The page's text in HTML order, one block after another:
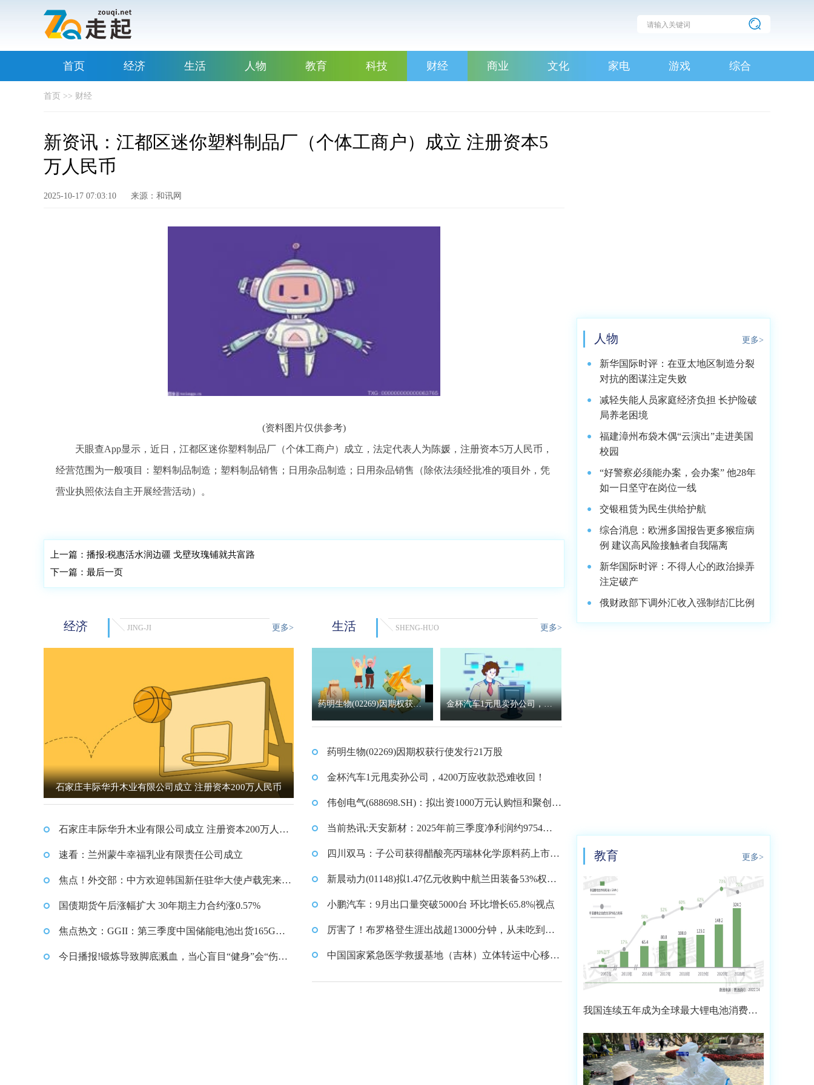
首页 经济 生活 人物 教育 科技 财经 商业 文化 家电 游戏 综合
首页 >> 财经
新资讯：江都区迷你塑料制品厂（个体工商户）成立 注册资本5
万人民币
2025-10-17 07:03:10 来源：和讯网
(资料图片仅供参考)
天眼查App显示，近日，江都区迷你塑料制品厂（个体工商户）成立，法定代表人为陈媛，注册资本5万人民币，
经营范围为一般项目：塑料制品制造；塑料制品销售；日用杂品制造；日用杂品销售（除依法须经批准的项目外，凭
营业执照依法自主开展经营活动）。
上一篇： 播报:税惠活水润边疆 戈壁玫瑰铺就共富路
下一篇： 最后一页
经济 JING-JI 更多>
石家庄丰际华升木业有限公司成立 注册资本200万人民币
石家庄丰际华升木业有限公司成立 注册资本200万人民
币
速看：兰州蒙牛幸福乳业有限责任公司成立
焦点！外交部：中方欢迎韩国新任驻华大使卢载宪来华
履新
国债期货午后涨幅扩大 30年期主力合约涨0.57%
焦点热文：GGII：第三季度中国储能电池出货165GWh
同比增长65%
今日播报!锻炼导致脚底溅血，当心盲目“健身”会“伤
生活 SHENG-HUO 更多>
药明生物(02269)因期权获行 金杯汽车1元甩卖孙公司，42
药明生物(02269)因期权获行使发行21万股
金杯汽车1元甩卖孙公司，4200万应收款恐难收回！
伟创电气(688698.SH)：拟出资1000万元认购恒和聚创5.
88%的财产份额
当前热讯:天安新材：2025年前三季度净利润约9754万
元
四川双马：子公司获得醋酸亮丙瑞林化学原料药上市申
请批准_快消息
新晨动力(01148)拟1.47亿元收购中航兰田装备53%权益
10月16日下午复牌
小鹏汽车：9月出口量突破5000台 环比增长65.8%|视点
厉害了！布罗格登生涯出战超13000分钟，从未吃到过
技犯 精选
中国国家紧急医学救援基地（吉林）立体转运中心移动
医院交付
人物 更多>
新华国际时评：在亚太地区制造分裂
对抗的图谋注定失败
减轻失能人员家庭经济负担 长护险破
局养老困境
福建漳州布袋木偶“云演出”走进美国
校园
“好警察必须能办案，会办案” 他28年
如一日坚守在岗位一线
交银租赁为民生供给护航
综合消息：欧洲多国报告更多猴痘病
例 建议高风险接触者自我隔离
新华国际时评：不得人心的政治操弄
注定破产
俄财政部下调外汇收入强制结汇比例
教育 更多>
我国连续五年成为全球最大锂电池消费市
场 2021年市场占比约达59.4%